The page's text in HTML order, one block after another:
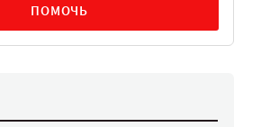
ПОМОЧЬ